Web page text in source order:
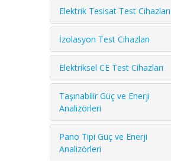
Elektrik Tesisat Test Cihazları
İzolasyon Test Cihazları
Elektriksel CE Test Cihazları
Taşınabilir Güç ve Enerji
Analizörleri
Pano Tipi Güç ve Enerji
Analizörleri